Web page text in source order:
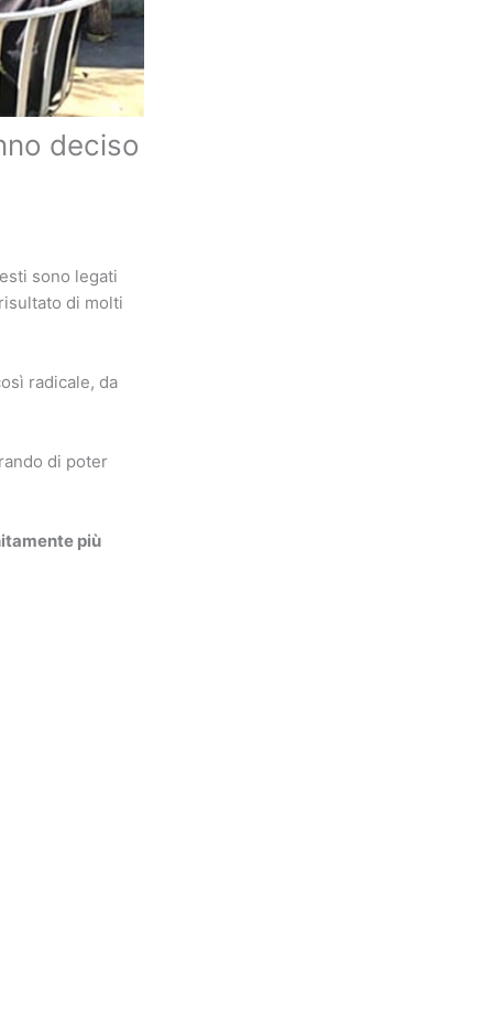
deciso
sono legati
di molti
radicale, da
di poter
più